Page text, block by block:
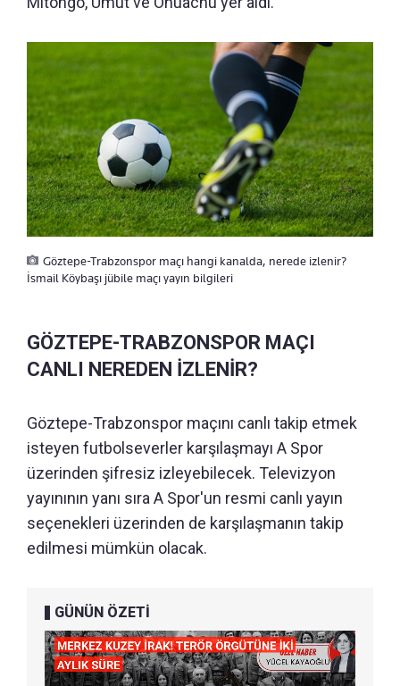
Göztepe-Trabzonspor maçı hangi kanalda, nerede izlenir?
İsmail Köybaşı jübile maçı yayın bilgileri
GÖZTEPE-TRABZONSPOR MAÇI
CANLI NEREDEN İZLENİR?
Göztepe-Trabzonspor maçını canlı takip etmek
isteyen futbolseverler karşılaşmayı A Spor
üzerinden şifresiz izleyebilecek. Televizyon
yayınının yanı sıra A Spor'un resmi canlı yayın
seçenekleri üzerinden de karşılaşmanın takip
edilmesi mümkün olacak.
GÜNÜN ÖZETİ